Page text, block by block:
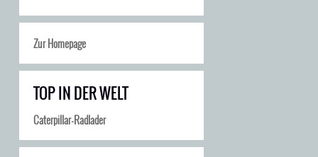
Zur Homepage
TOP IN DER WELT
Caterpillar-Radlader